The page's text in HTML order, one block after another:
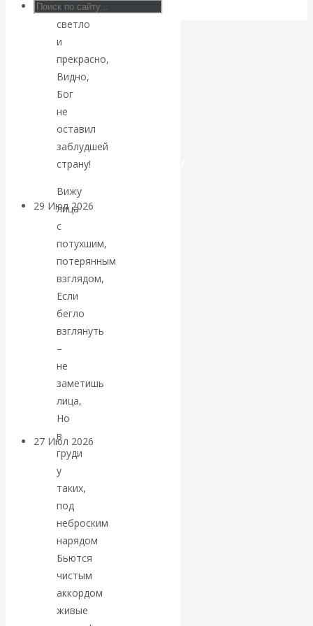
Искусственный
интеллект —
революционный
переход к
посткапитализму
29 Июл 2026
финансовая олигархия
Валентин
Катасонов.
«Мировые
ростовщики»:
вчера и сегодня
27 Июл 2026
валютная система
Валентин
КАтасонов.
«МЕТОД
ОТМЫВАНИЯ
глубинах
светло
и
прекрасно,
Видно,
Бог
не
оставил
заблудшей
страну!
Вижу
лица
с
потухшим,
потерянным
взглядом,
Если
бегло
взглянуть
–
не
заметишь
лица,
Но
в
груди
у
таких,
под
неброским
нарядом
Бьются
чистым
аккордом
живые